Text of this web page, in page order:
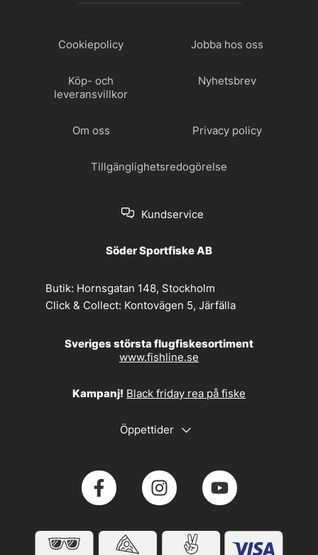
Cookiepolicy Jobba hos oss
Köp- och
leveransvillkor
Nyhetsbrev
Om oss Privacy policy
Tillgänglighetsredogörelse
Kundservice
Söder Sportfiske AB
Butik: Hornsgatan 148, Stockholm
Click & Collect: Kontovägen 5, Järfälla
Sveriges största flugfiskesortiment
www.fishline.se
Kampanj! Black friday rea på fiske
Öppettider